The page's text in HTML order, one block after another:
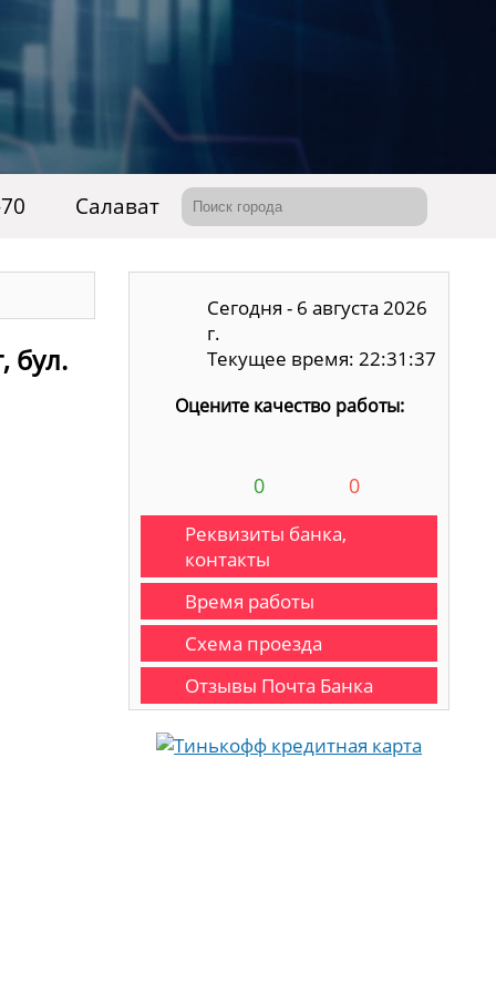
Салават
бул.
Сегодня - 6 августа 2026
г.
Текущее время: 22:31:38
Оцените качество работы:
0 0
Реквизиты банка,
контакты
Время работы
Схема проезда
Отзывы Почта Банка